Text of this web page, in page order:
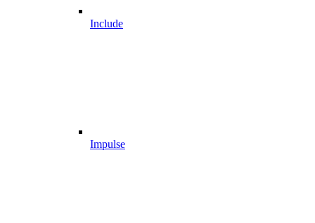
Include
Impulse